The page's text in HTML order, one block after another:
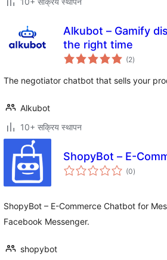
Alkubot – Gamify
the right time
(2कुल
दर)
The negotiator chatbot that sells your
Alkubot
10+ सक्रिय स्थापन
ShopyBot – E-
(0कुल
दर)
ShopyBot – E-Commerce Chatbot for
Facebook Messenger.
shopybot